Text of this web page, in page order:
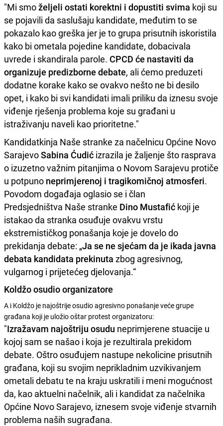
"Mi smoželjeli ostati korektni i dopustiti svima koji su
se pojavili da saslušaju kandidate, međutim to se
pokazalo kao greška jer je to grupa prisutnih iskoristila
kako bi ometala pojedine kandidate, dobacivala
uvrede i skandirala parole. CPCD će nastaviti da
organizuje predizborne debate, ali ćemo preduzeti
dodatne korake kako se ovakvo nešto ne bi desilo
opet, i kako bi svi kandidati imali priliku da iznesu svoje
viđenje rješenja problema koje su građani u
istraživanju naveli kao prioritetne."
Kandidatkinja Naše stranke za načelnicu Općine Novo
SarajevoSabina Ćudić izrazila je žaljenje što rasprava
o izuzetno važnim pitanjima o Novom Sarajevu protiče
u potpuno neprimjerenoj i tragikomičnoj atmosferi.
Povodom događaja oglasio se i član
Predsjedništva Naše stranke Dino Mustafić koji je
istakao da stranka osuđuje ovakvu vrstu
ekstremističkog ponašanja koje je dovelo do
prekidanja debate: „Ja se ne sjećam da je ikada javna
debata kandidata prekinuta zbog agresivnog,
vulgarnog i prijetećeg djelovanja.“
Koldžo osudio organizatore
A i Koldžo je najoštrije osudio agresivno ponašanje veće grupe
građana koji je uložio oštar protest organizatoru:
"Izražavam najoštriju osudu neprimjerene stuacije u
kojoj sam se našao i koja je rezultirala prekidom
debate. Oštro osuđujem nastupe nekolicine prisutnih
građana, koji su svojim neprikladnim uzvikivanjem
ometali debatu te na kraju uskratili i meni mogućnost
da, kao aktuelni načelnik, ali i kandidat za načelnika
Općine Novo Sarajevo, iznesem svoje viđenje stvarnih
problema naših sugrađana.